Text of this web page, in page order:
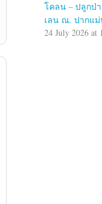
โคลน – ปลูกป่
เลน ณ. ปากแ
24 July 2026 at